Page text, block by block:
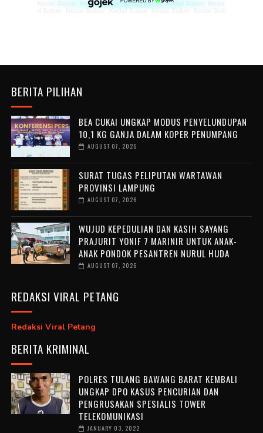
BERITA PILIHAN
BEA CUKAI UNGKAP MODUS PENYELUNDUPAN
10,1 KG GANJA DALAM KOPER PENUMPANG
AUGUST 07, 2026
SURAT TUGAS PELIPUTAN WARTAWAN
PROVINSI LAMPUNG
AUGUST 07, 2026
WUJUD KEPEDULIAN DAN KASIH SAYANG
PRAJURIT YONIF 7 MARINIR UNTUK ANAK-
ANAK PONDOK PESANTREN NURUL HUDA ‎
AUGUST 07, 2026
REDAKSI VIRAL PETANG
Redaksi Viral Petang
BERITA KRIMINAL
POLRES TULANG BAWANG BARAT KEMBALI
UNGKAP DPO KASUS PENCURIAN DAN
PENGRUSAKAN SPESIALIS TOWER
TELEKOMUNIKASI
JANUARY 03, 2022